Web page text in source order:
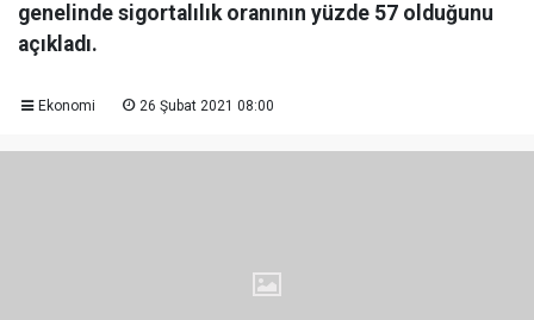
genelinde sigortalılık oranının yüzde 57 olduğunu
açıkladı.
Ekonomi 26 Şubat 2021 08:00